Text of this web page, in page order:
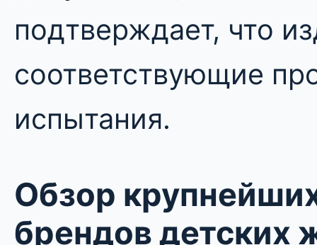
подтверждает, что
соответствующие
испытания.
Обзор
брендов детских